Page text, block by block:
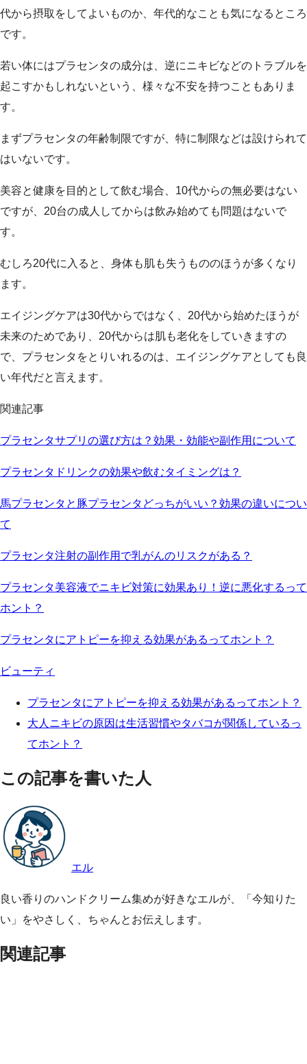
代から摂取をしてよいものか、年代的なことも気になるところ
です。
若い体にはプラセンタの成分は、逆にニキビなどのトラブルを
起こすかもしれないという、様々な不安を持つこともありま
す。
まずプラセンタの年齢制限ですが、特に制限などは設けられて
はいないです。
美容と健康を目的として飲む場合、10代からの無必要はない
ですが、20台の成人してからは飲み始めても問題はないで
す。
むしろ20代に入ると、身体も肌も失うもののほうが多くなり
ます。
エイジングケアは30代からではなく、20代から始めたほうが
未来のためであり、20代からは肌も老化をしていきますの
で、プラセンタをとりいれるのは、エイジングケアとしても良
い年代だと言えます。
関連記事
プラセンタサプリの選び方は？効果・効能や副作用について
プラセンタドリンクの効果や飲むタイミングは？
馬プラセンタと豚プラセンタどっちがいい？効果の違いについ
て
プラセンタ注射の副作用で乳がんのリスクがある？
プラセンタ美容液でニキビ対策に効果あり！逆に悪化するって
ホント？
プラセンタにアトピーを抑える効果があるってホント？
ビューティ
プラセンタにアトピーを抑える効果があるってホント？
大人ニキビの原因は生活習慣やタバコが関係しているっ
てホント？
この記事を書いた人
エル
良い香りのハンドクリーム集めが好きなエルが、「今知りた
い」をやさしく、ちゃんとお伝えします。
関連記事